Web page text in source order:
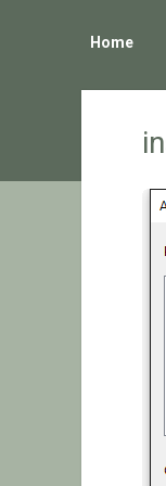
Home